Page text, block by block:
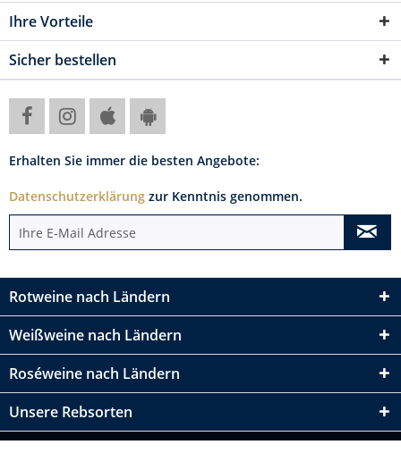
Ihre Vorteile
Sicher bestellen
Erhalten Sie immer die besten Angebote:
Datenschutzerklärung zur Kenntnis genommen.
Rotweine nach Ländern
Weißweine nach Ländern
Roséweine nach Ländern
Unsere Rebsorten